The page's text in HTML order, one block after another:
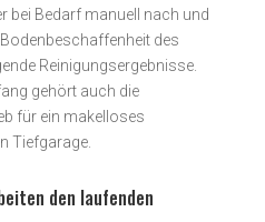
bei Bedarf manuell nach und
des
Reinigungsergebnisse.
gehört auch die
für ein makelloses
Tiefgarage.
den laufenden